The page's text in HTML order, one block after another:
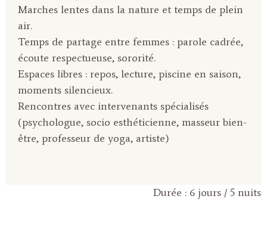
Marches lentes dans la nature et temps de plein
air.
Temps de partage entre femmes : parole cadrée,
écoute respectueuse, sororité.
Espaces libres : repos, lecture, piscine en saison,
moments silencieux.
Rencontres avec intervenants spécialisés
(psychologue, socio esthéticienne, masseur bien-
être, professeur de yoga, artiste)
Durée : 6 jours / 5 nuits